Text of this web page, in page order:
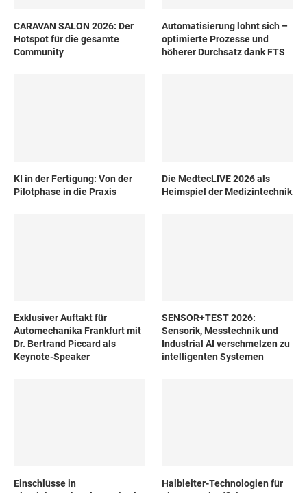
CARAVAN SALON 2026: Der
Hotspot für die gesamte
Community
Automatisierung lohnt sich –
optimierte Prozesse und
höherer Durchsatz dank FTS
KI in der Fertigung: Von der
Pilotphase in die Praxis
Die MedtecLIVE 2026 als
Heimspiel der Medizintechnik
Exklusiver Auftakt für
Automechanika Frankfurt mit
Dr. Bertrand Piccard als
Keynote-Speaker
SENSOR+TEST 2026:
Sensorik, Messtechnik und
Industrial AI verschmelzen zu
intelligenten Systemen
Einschlüsse in
Halbleiter-Technologien für